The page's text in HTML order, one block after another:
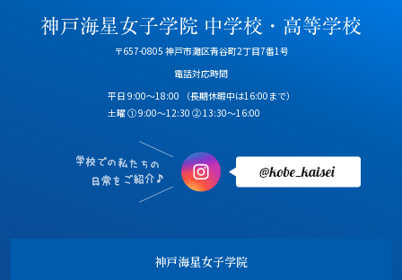
〒657-0805 神戸市灘区青谷町2丁目7番1号
電話対応時間
平日 9:00～18:00
（長期休暇中は16:00まで）
土曜 ① 9:00～12:30 ② 13:30～16:00
神戸海星女子学院